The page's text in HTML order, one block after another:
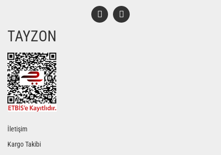
TAYZON
İletişim
Kargo Takibi